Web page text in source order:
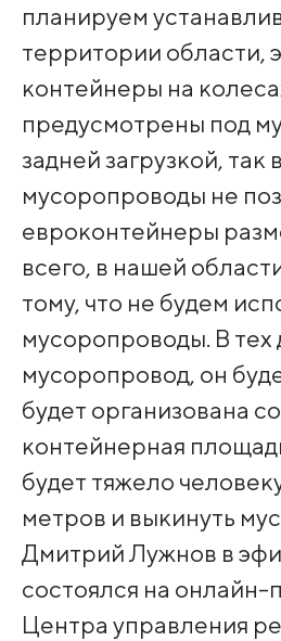
планируем
территории области,
контейнеры на
предусмотрены под
задней загрузкой, так
мусоропроводы не
евроконтейнеры
всего, в нашей
тому, что не будем
мусоропроводы. В тех
мусоропровод, он
будет организована
контейнерная
будет тяжело
метров и выкинуть
Дмитрий Лужнов в
состоялся на
Центра управления